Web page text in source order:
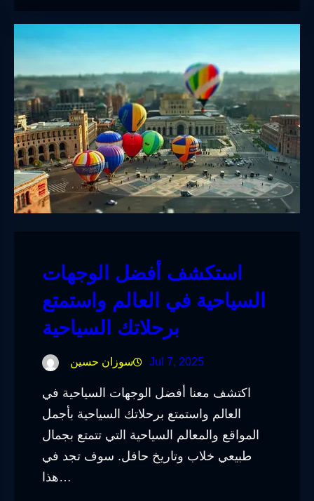
استكشف أفضل الوجهات
السياحية في العالم واستمتع
برحلاتك السياحية
سوزان حسين Jul 7, 2025
اكتشف معنا أفضل الوجهات السياحية في
العالم واستمتع برحلاتك السياحية بأجمل
المواقع والمعالم السياحية التي تتمتع بجمال
طبيعي خلاب وتاريخ حافل. سوف تجد في
هذا…